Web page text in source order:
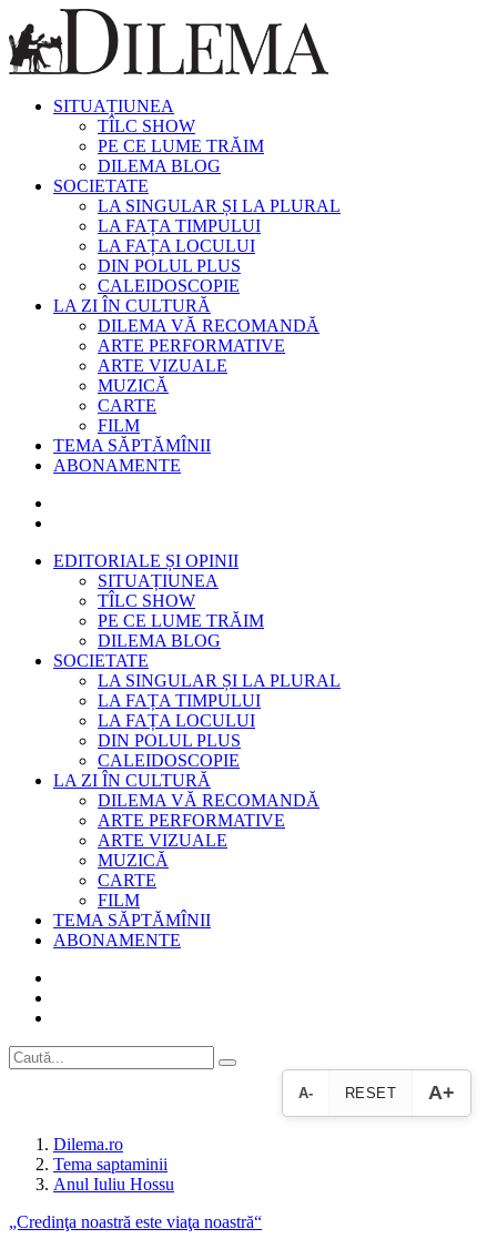
SITUAȚIUNEA
TÎLC SHOW
PE CE LUME TRĂIM
DILEMA BLOG
SOCIETATE
LA SINGULAR ȘI LA PLURAL
LA FAȚA TIMPULUI
LA FAȚA LOCULUI
DIN POLUL PLUS
CALEIDOSCOPIE
LA ZI ÎN CULTURĂ
DILEMA VĂ RECOMANDĂ
ARTE PERFORMATIVE
ARTE VIZUALE
MUZICĂ
CARTE
FILM
TEMA SĂPTĂMÎNII
ABONAMENTE
EDITORIALE ȘI OPINII
SITUAȚIUNEA
TÎLC SHOW
PE CE LUME TRĂIM
DILEMA BLOG
SOCIETATE
LA SINGULAR ȘI LA PLURAL
LA FAȚA TIMPULUI
LA FAȚA LOCULUI
DIN POLUL PLUS
CALEIDOSCOPIE
LA ZI ÎN CULTURĂ
DILEMA VĂ RECOMANDĂ
ARTE PERFORMATIVE
ARTE VIZUALE
MUZICĂ
CARTE
FILM
TEMA SĂPTĂMÎNII
ABONAMENTE
A- RESET A+
Dilema.ro
Tema saptaminii
Anul Iuliu Hossu
„Credinţa noastră este viaţa noastră“